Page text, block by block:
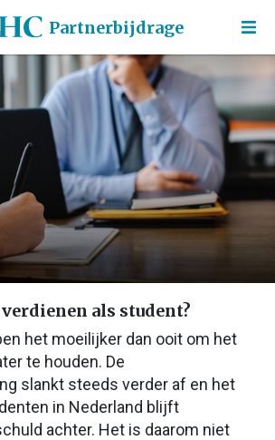
Partnerbijdrage
als student?
het moeilijker dan ooit om het
te houden. De
slankt steeds verder af en het
in Nederland blijft
achter. Het is daarom niet